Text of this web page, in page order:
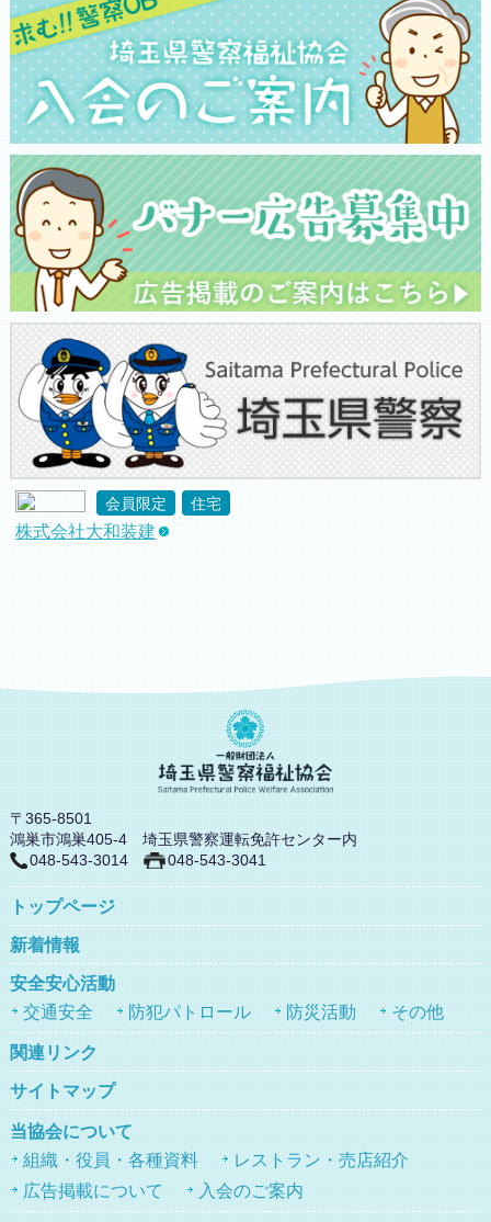
会員限定 住宅
株式会社大和装建
〒365-8501
鴻巣市鴻巣405-4 埼玉県警察運転免許センター内
048-543-3014
048-543-3041
トップページ
新着情報
安全安心活動
交通安全
防犯パトロール 防災活動 その他
関連リンク
サイトマップ
当協会について
組織・役員・各種資料
レストラン・売店紹介
広告掲載について
入会のご案内